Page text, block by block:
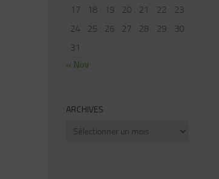
17
18 19 20 21 22
23
24
25 26 27 28 29
30
31
« Nov
ARCHIVES
Archives